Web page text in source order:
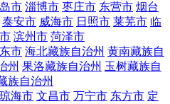
市 淄博市 枣庄市 东营市 烟台
泰安市 威海市 日照市 莱芜市 临
滨州市 菏泽市
市 海北藏族自治州 黄南藏族自
州 果洛藏族自治州 玉树藏族自
族自治州
琼海市 文昌市 万宁市 东方市 定